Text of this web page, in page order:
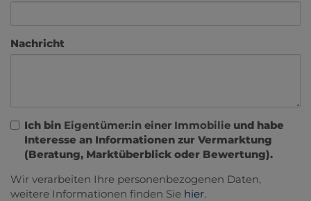
Nachricht
Ich bin Eigentümer:in einer Immobilie und habe
Interesse an Informationen zur Vermarktung
(Beratung, Marktüberblick oder Bewertung).
Wir verarbeiten Ihre personenbezogenen Daten,
weitere Informationen finden Sie hier.